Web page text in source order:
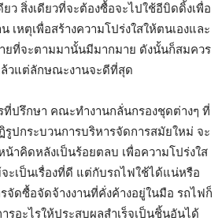
ว สิ่งเดียวที่จะต้องซื้อจะไปใช้อีบิดดิ้งเพื่อ
เหตุเพื่อสร้างความโปร่งใสให้ตนเองและ
ยที่จะตามมานั้นมีมากมาย ดังนั้นก็สมควร
วแต่ลักษณะงานจะดีที่สุด
ปรึกษา คณะทำงานกลั่นกรองชุดต่างๆ ที่
รูปกระบวนการบริหารจัดการสมัยใหม่ จะ
าคิดหลังเป็นร้อยตลบ เพื่อความโปร่งใส
ะเป็นเรื่องที่ดี แต่กับรถไฟใช้ได้แน่หรือ
จัดซื้อจัดจ้างงานที่คั่งค้างอยู่ในมือ รถไฟก็
รอะไรให้ประสบผลสำเร็จเป็นชิ้นอันได้